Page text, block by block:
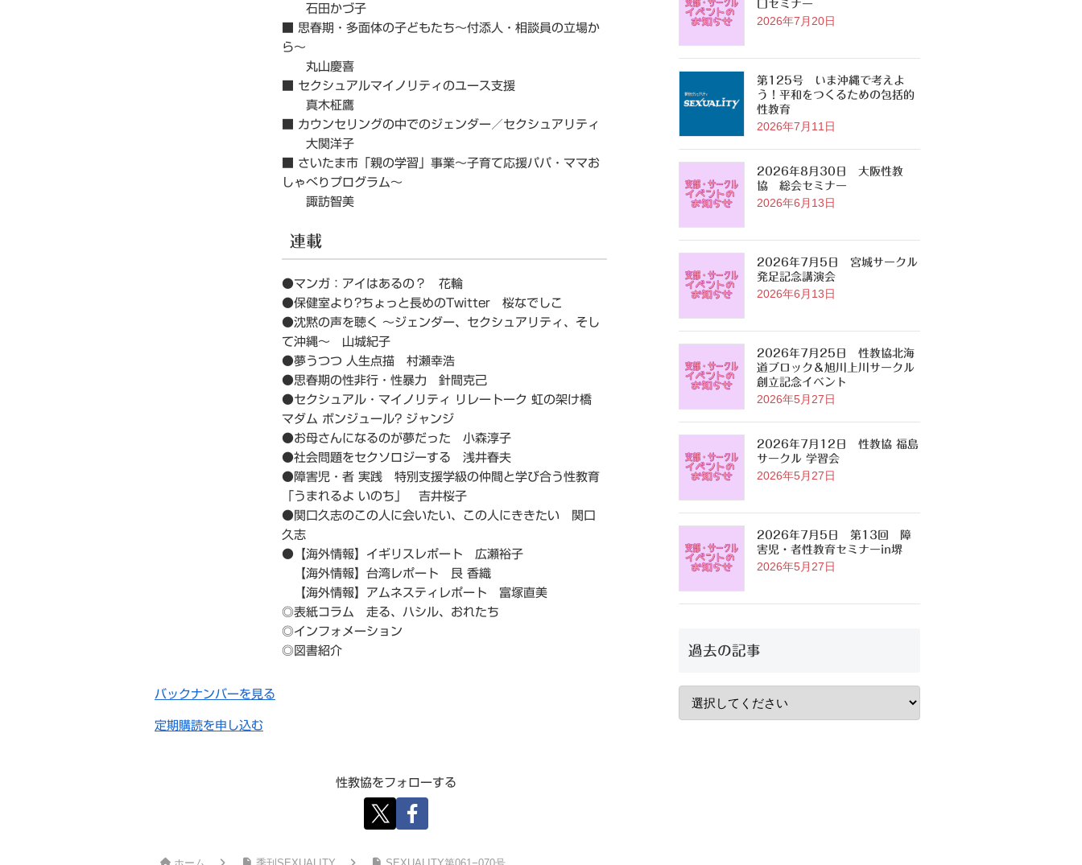
石田かづ子
■ 思春期・多面体の子どもたち～付添人・相談員の立場か
ら～
丸山慶喜
■ セクシュアルマイノリティのユース支援
真木柾鷹
■ カウンセリングの中でのジェンダー／セクシュアリティ
大関洋子
■ さいたま市「親の学習」事業～子育て応援パパ・ママお
しゃべりプログラム～
諏訪智美
連載
●マンガ：アイはあるの？ 花輪
●保健室より?ちょっと長めのTwitter 桜なでしこ
●沈黙の声を聴く ～ジェンダー、セクシュアリティ、そし
て沖縄～ 山城紀子
●夢うつつ 人生点描 村瀬幸浩
●思春期の性非行・性暴力 針間克己
●セクシュアル・マイノリティ リレートーク 虹の架け橋
マダム ボンジュール? ジャンジ
●お母さんになるのが夢だった 小森淳子
●社会問題をセクソロジーする 浅井春夫
●障害児・者 実践 特別支援学級の仲間と学び合う性教育
「うまれるよ いのち」 吉井桜子
●関口久志のこの人に会いたい、この人にききたい 関口
久志
●【海外情報】イギリスレポート 広瀬裕子
【海外情報】台湾レポート 艮 香織
【海外情報】アムネスティレポート 富塚直美
◎表紙コラム 走る、ハシル、おれたち
◎インフォメーション
◎図書紹介
バックナンバーを見る
定期購読を申し込む
性教協をフォローする
ホーム 季刊SEXUALITY SEXUALITY第061−070号
口セミナー
2026年7月20日
第125号 いま沖縄で考えよ
う！平和をつくるための包括的
性教育
2026年7月11日
2026年8月30日 大阪性教
協 総会セミナー
2026年6月13日
2026年7月5日 宮城サークル
発足記念講演会
2026年6月13日
2026年7月25日 性教協北海
道ブロック＆旭川上川サークル
創立記念イベント
2026年5月27日
2026年7月12日 性教協 福島
サークル 学習会
2026年5月27日
2026年7月5日 第13回 障
害児・者性教育セミナーin堺
2026年5月27日
過去の記事